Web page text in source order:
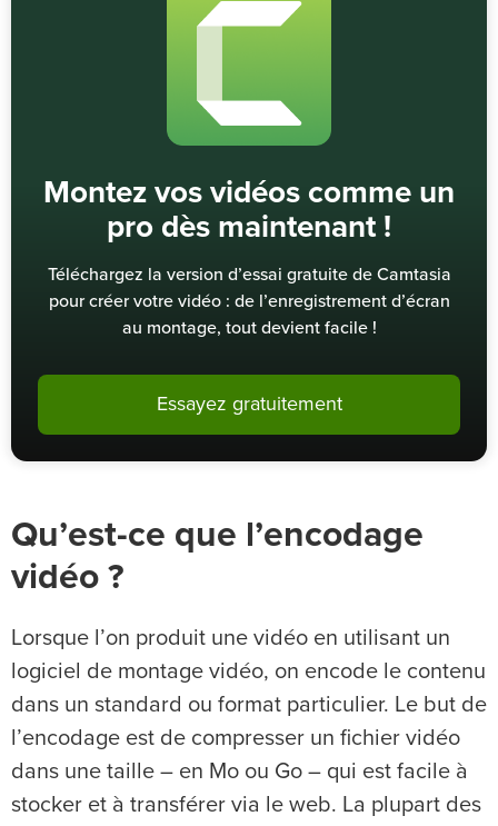
Montez vos vidéos comme un
pro dès maintenant !
Téléchargez la version d’essai gratuite de Camtasia
pour créer votre vidéo : de l’enregistrement d’écran
au montage, tout devient facile !
Essayez gratuitement
Qu’est-ce que l’encodage
vidéo ?
Lorsque l’on produit une vidéo en utilisant un
logiciel de montage vidéo, on encode le contenu
dans un standard ou format particulier. Le but de
l’encodage est de compresser un fichier vidéo
dans une taille – en Mo ou Go – qui est facile à
stocker et à transférer via le web. La plupart des